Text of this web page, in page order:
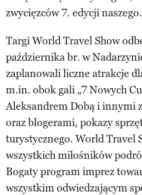
zwycięzców 7. edycji naszego.
Targi World Travel Show
października br. w
zaplanowali liczne atrakcje
m.in. obok gali „7 Nowych
Aleksandrem Dobą i innymi
oraz blogerami, pokazy
turystycznego. World Travel
wszystkich miłośników
Bogaty program imprez
wszystkim odwiedzającym